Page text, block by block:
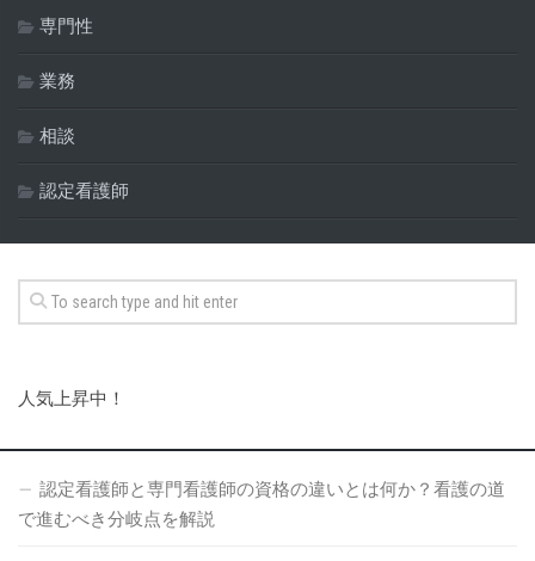
専門性
業務
相談
認定看護師
人気上昇中！
認定看護師と専門看護師の資格の違いとは何か？看護の道
で進むべき分岐点を解説